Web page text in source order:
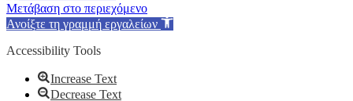
Μετάβαση στο περιεχόμενο
Ανοίξτε τη γραμμή εργαλείων
Accessibility Tools
Increase Text
Decrease Text